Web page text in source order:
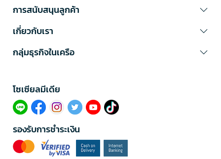
การสนับสนุนลูกค้า
เกี่ยวกับเรา
กลุ่มธุรกิจในเครือ
โซเซียลมีเดีย​
รองรับการชำระเงิน